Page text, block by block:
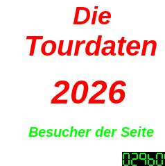
Die
Tourdaten
2026
Besucher der Seite